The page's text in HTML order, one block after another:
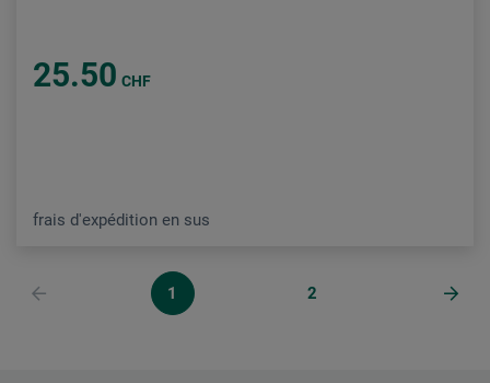
25.50 CHF
frais d'expédition en sus
1 2